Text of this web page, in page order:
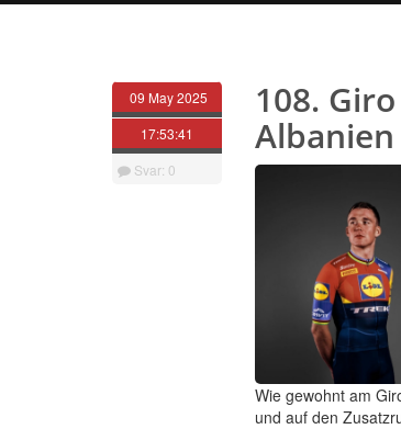
09 May 2025
17:53:41
Svar: 0
108.
Wie gewohnt am
und auf den